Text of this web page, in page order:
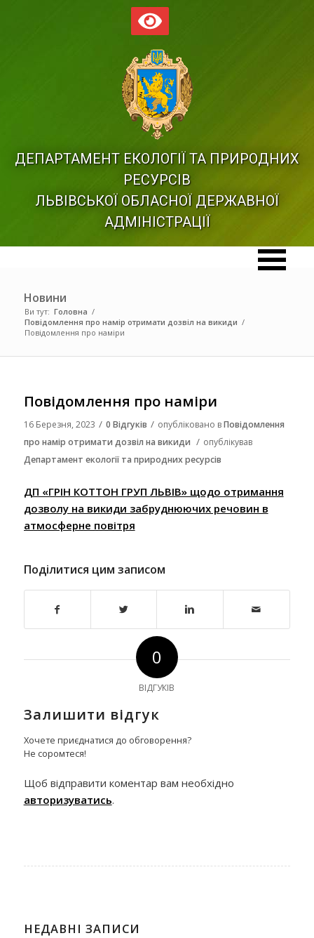
ДЕПАРТАМЕНТ ЕКОЛОГІЇ ТА ПРИРОДНИХ
РЕСУРСІВ
ЛЬВІВСЬКОЇ ОБЛАСНОЇ ДЕРЖАВНОЇ
АДМІНІСТРАЦІЇ
Новини
Ви тут: Головна /
Повідомлення про намір отримати дозвіл на викиди /
Повідомлення про наміри
Повідомлення про наміри
16 Березня, 2023 / 0 Відгуків / опубліковано вПовідомлення
про намір отримати дозвіл на викиди / опублікував
Департамент екології та природних ресурсів
ДП «ГРІН КОТТОН ГРУП ЛЬВІВ» щодо отримання
дозволу на викиди забруднюючих речовин в
атмосферне повітря
Поділитися цим записом
0
ВІДГУКІВ
Залишити відгук
Хочете приєднатися до обговорення?
Не соромтеся!
Щоб відправити коментар вам необхідно
авторизуватись.
НЕДАВНІ ЗАПИСИ